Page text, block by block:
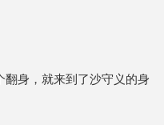
身，就来到了沙守义的身